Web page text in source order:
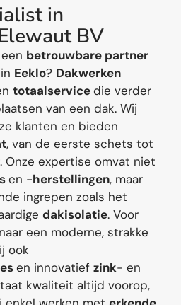
ialist in
lewaut BV
betrouwbare partner
in Eeklo? Dakwerken
totaalservicedie verder
van een dak. Wij
klanten en bieden
, van de eerste schets tot
Onze expertise omvat niet
en -herstellingen, maar
ingrepen zoals het
dakisolatie. Voor
een moderne, strakke
ook
en innovatief zink- en
kwaliteit altijd voorop,